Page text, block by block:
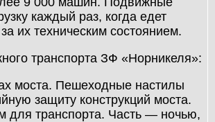
каждый раз, когда едет
их техническим состоянием.
транспорта ЗФ «Норникеля»:
моста. Пешеходные настилы
защиту конструкций моста.
для транспорта. Часть — ночью,